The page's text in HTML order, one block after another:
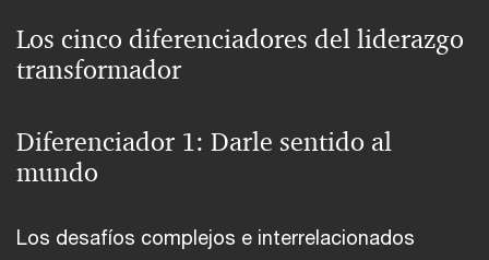
Los cinco diferenciadores del liderazgo
transformador
Diferenciador 1: Darle sentido al
mundo
Los desafíos complejos e interrelacionados